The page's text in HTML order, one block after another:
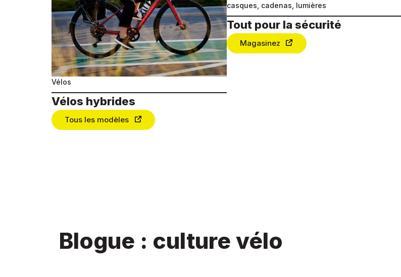
Vélos
Vélos hybrides
Tous les modèles
casques, cadenas, lumières
Tout pour la sécurité
Magasinez
Blogue : culture vélo